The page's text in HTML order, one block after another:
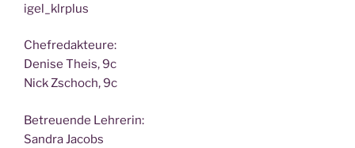
igel_klrplus
Chef­re­dak­teu­re:
Deni­se Theis, 9c
Nick Zscho­ch, 9c
Betreu­en­de Lehrerin:
San­dra Jacobs